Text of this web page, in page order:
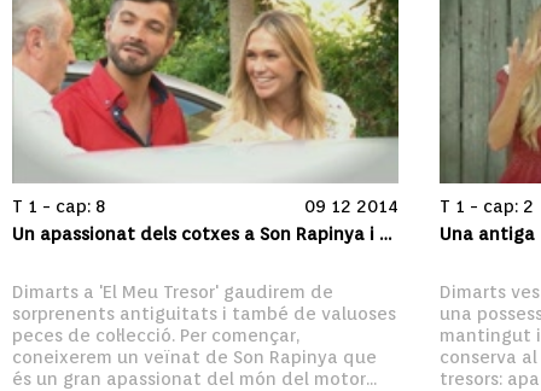
T 1 - cap: 8
09 12 2014
Un apassionat dels cotxes a Son Rapinya i un col·leccionista ben peculiar
Dimarts a 'El Meu Tresor' gaudirem de
sorprenents antiguitats i també de valuoses
peces de col·lecció. Per començar,
coneixerem un veïnat de Son Rapinya que
és un gran apassionat del món del motor...
T 1 - cap: 2
Dimarts
una
mantingut
conserva
tresors: